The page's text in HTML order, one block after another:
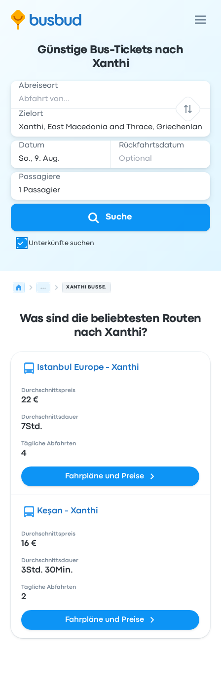
Günstige Bus-Tickets nach
Xanthi
Abreiseort
Zielort
Datum Rückfahrtsdatum
Passagiere
Suche
Unterkünfte suchen
... XANTHI BUSSE.
Was sind die beliebtesten Routen
nach Xanthi?
Istanbul Europe - Xanthi
Durchschnittspreis
22 €
Durchschnittsdauer
7Std.
Tägliche Abfahrten
4
Fahrpläne und Preise
Keşan - Xanthi
Durchschnittspreis
16 €
Durchschnittsdauer
3Std. 30Min.
Tägliche Abfahrten
2
Fahrpläne und Preise